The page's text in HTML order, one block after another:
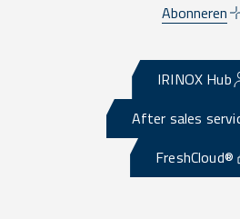
Abonneren
IRINOX Hub
After sales
FreshCloud®